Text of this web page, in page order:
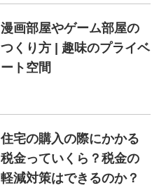
漫画部屋やゲーム部屋の
つくり方 | 趣味のプライベ
ート空間
住宅の購入の際にかかる
税金っていくら？税金の
軽減対策はできるのか？